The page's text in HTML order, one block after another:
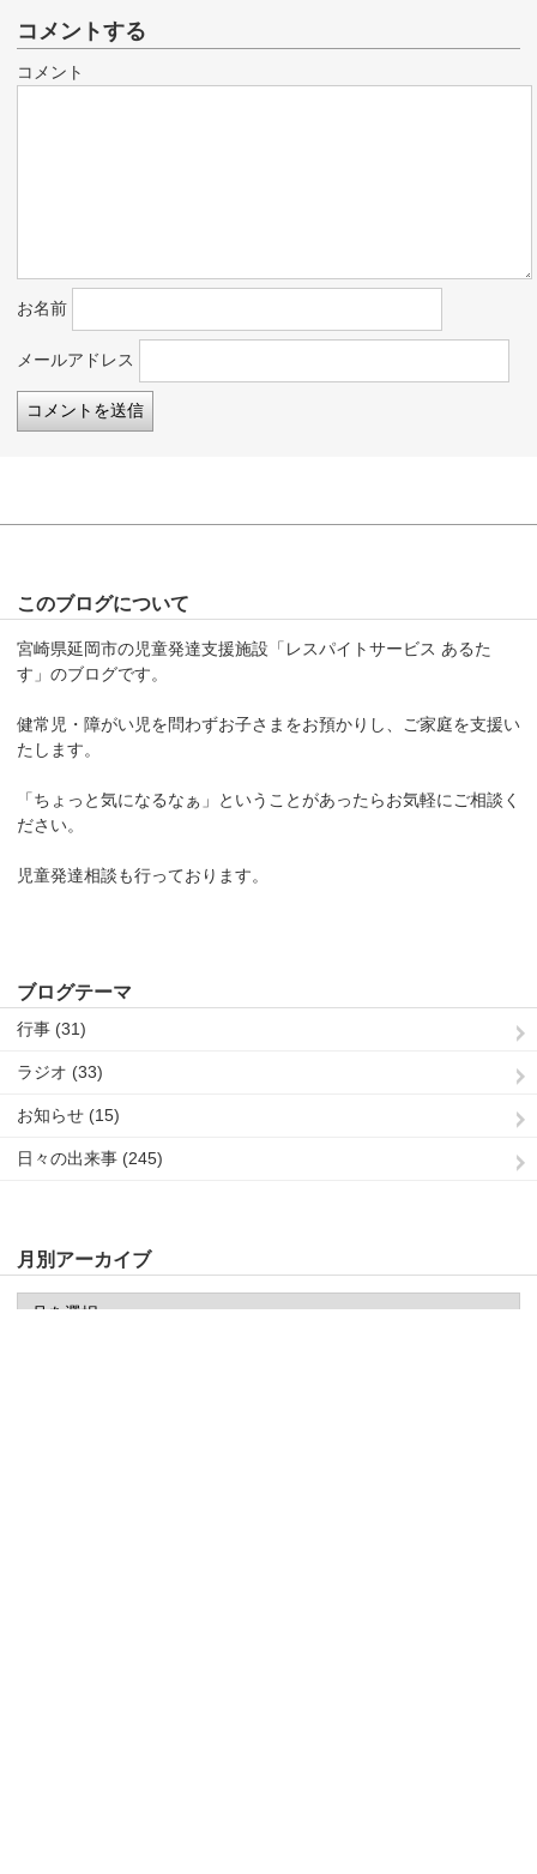
コメントする
コメント
お名前
メールアドレス
このブログについて
宮崎県延岡市の児童発達支援施設「レスパイトサービス あるた
す」のブログです。
健常児・障がい児を問わずお子さまをお預かりし、ご家庭を支援い
たします。
「ちょっと気になるなぁ」ということがあったらお気軽にご相談く
ださい。
児童発達相談も行っております。
ブログテーマ
行事 (31)
ラジオ (33)
お知らせ (15)
日々の出来事 (245)
月別アーカイブ